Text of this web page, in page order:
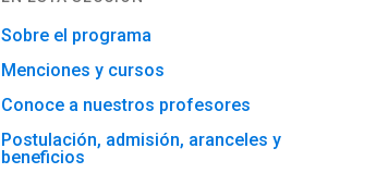
Sobre el programa
Menciones y cursos
Conoce a nuestros profesores
Postulación, admisión, aranceles y
beneficios